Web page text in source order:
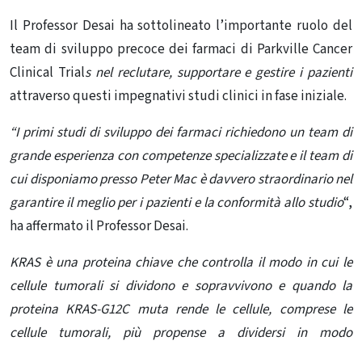
Il Professor Desai ha sottolineato l’importante ruolo del
team di sviluppo precoce dei farmaci di Parkville Cancer
Clinical Trials nel reclutare, supportare e gestire i pazienti
attraverso questi impegnativistudi clinici in fase iniziale.
“I primi studi di sviluppo dei farmaci richiedono un team di
grande esperienza con competenze specializzate e il team di
cui disponiamo presso Peter Mac è davvero straordinario nel
garantire il meglio per i pazienti e la conformità allo studio“,
ha affermato il Professor Desai.
KRAS è una proteina chiave che controlla il modo in cui le
cellule tumorali si dividono e sopravvivono e quando la
proteina KRAS-G12C muta rende le cellule, comprese le
cellule tumorali, più propense a dividersi in modo